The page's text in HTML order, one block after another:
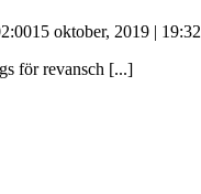
15 oktober, 2019 | 19:32
för revansch [...]